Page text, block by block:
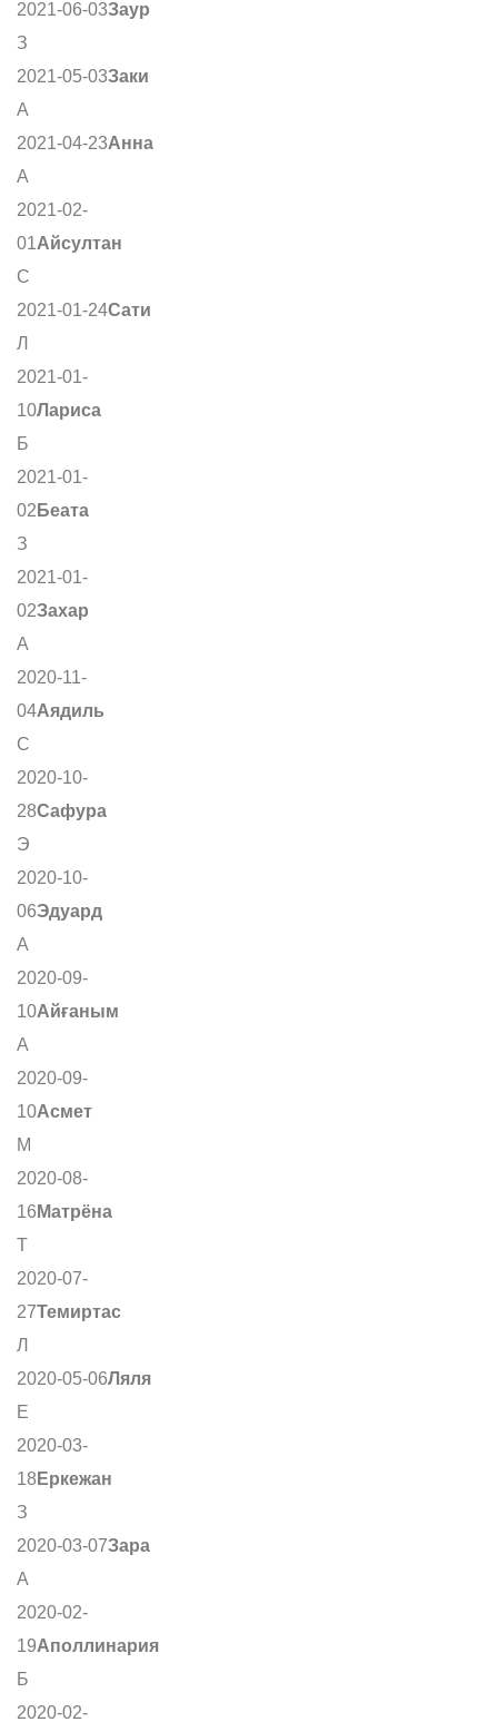
2021-06-03Заур
З
2021-05-03Заки
А
2021-04-23Анна
А
2021-02-
01Айсултан
С
2021-01-24Сати
Л
2021-01-
10Лариса
Б
2021-01-
02 Беата
З
2021-01-
02Захар
А
2020-11-
04Аядиль
С
2020-10-
28Сафура
Э
2020-10-
06Эдуард
А
2020-09-
10Айғаным
А
2020-09-
10Асмет
М
2020-08-
16 Матрёна
Т
2020-07-
27Темиртас
Л
2020-05-06Ляля
Е
2020-03-
18 Еркежан
З
2020-03-07Зара
А
2020-02-
19Аполлинария
Б
2020-02-